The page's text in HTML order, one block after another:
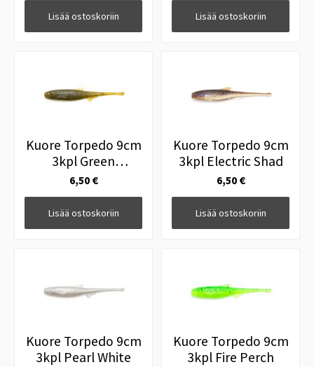
Lisää ostoskoriin Lisää ostoskoriin
Kuore Torpedo 9cm
3kpl Green
Pumpkin
6,50 €
Lisää ostoskoriin
Kuore Torpedo 9cm
3kpl Electric Shad
6,50 €
Lisää ostoskoriin
Kuore Torpedo 9cm
3kpl Pearl White
Kuore Torpedo 9cm
3kpl Fire Perch